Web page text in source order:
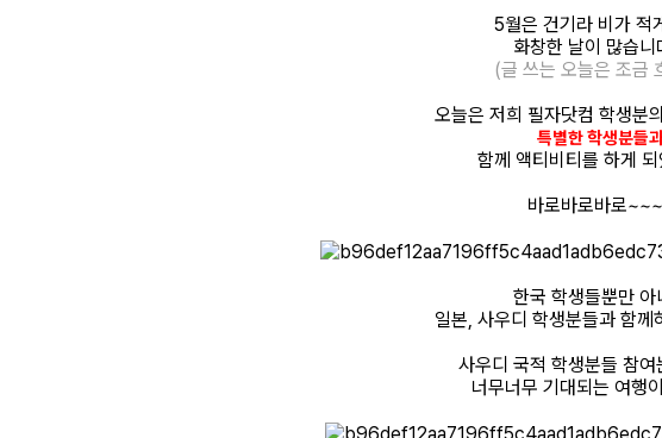
5월은 건기라 비가 적
화창한 날이 많습니
(글 쓰는 오늘은 조금
오늘은 저희 필자닷컴 학생분의
특별한 학생분들
함께 액티비티를 하게
바로바로바로
한국 학생들뿐만 아
일본, 사우디 학생분들과 함께
사우디 국적 학생분들 참여
너무너무 기대되는 여행